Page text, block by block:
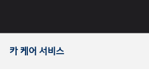
접근성에
관해서는
다음
카 케어 서비스